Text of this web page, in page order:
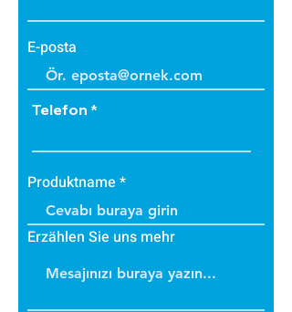
E-posta
Telefon
Produktname
Erzählen Sie uns mehr